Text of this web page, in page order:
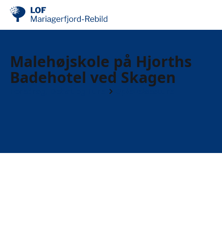
Malehøjskole på Hjorths
Badehotel ved Skagen